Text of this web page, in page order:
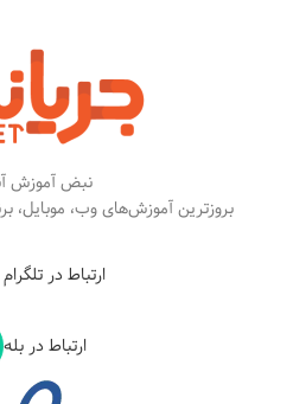
نبض آموزش
بروزترین آموزش‌های وب، موبایل،
ارتباط در تلگرام
ارتباط در بله